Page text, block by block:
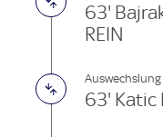
63'
REIN
Auswechslung
63' Katic